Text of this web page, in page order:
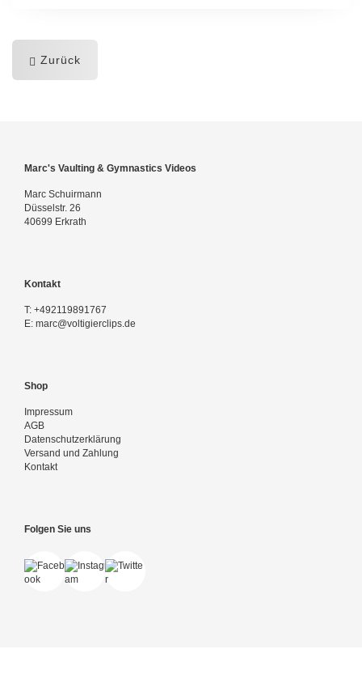
Zurück
Marc's Vaulting & Gymnastics Videos
Marc Schuirmann
Düsselstr. 26
40699 Erkrath
Kontakt
T: +492119891767
E: marc@voltigierclips.de
Shop
Impressum
AGB
Datenschutzerklärung
Versand und Zahlung
Kontakt
Folgen Sie uns